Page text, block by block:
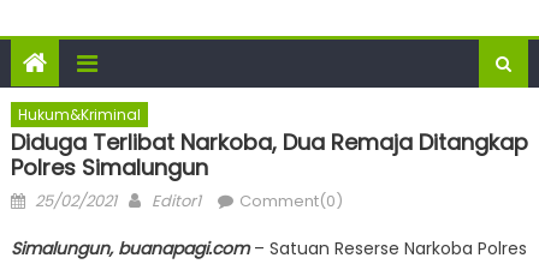
Hukum&Kriminal
Diduga Terlibat Narkoba, Dua Remaja Ditangkap
Polres Simalungun
Posted
25/02/2021 Author
Editor1 Comment(0)
Simalungun, buanapagi.com– Satuan Reserse Narkoba Polres